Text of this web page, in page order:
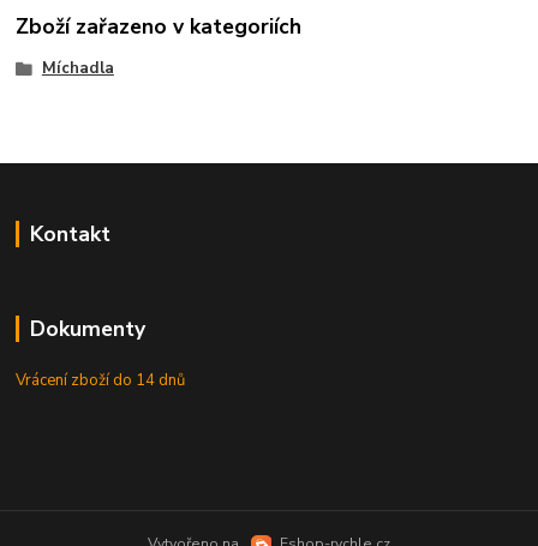
Zboží zařazeno v kategoriích
Míchadla
Kontakt
Dokumenty
Vrácení zboží do 14 dnů